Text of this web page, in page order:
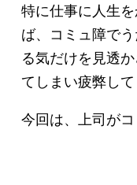
特に仕事に人生
ば、コミュ障で
る気だけを見透
てしまい疲弊し
今回は、上司が